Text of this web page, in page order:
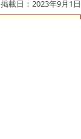
掲載日：2023年9月1日